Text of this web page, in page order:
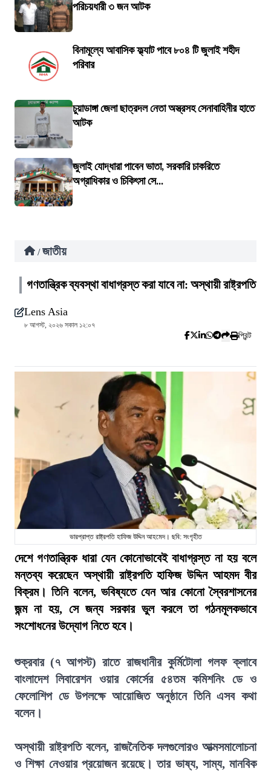
পরিচয়ধারী ৩ জন আটক
বিনামূল্যে আবাসিক ফ্ল্যাট পাবে ৮০৪ টি জুলাই শহীদ
পরিবার
চুয়াডাঙ্গা জেলা ছাত্রদল নেতা অস্ত্রসহ সেনাবাহিনীর হাতে
আটক
জুলাই যোদ্ধারা পাবেন ভাতা, সরকারি চাকরিতে
অগ্রাধিকার ও চিকিৎসা সে...
/ জাতীয়
গণতান্ত্রিক ব্যবস্থা বাধাগ্রস্ত করা যাবে না: অস্থায়ী রাষ্ট্রপতি
Lens Asia
৮ আগস্ট, ২০২৬ সকাল ১২:০৭
প্রিন্ট
ভারপ্রাপ্ত রাষ্ট্রপতি হাফিজ উদ্দিন আহমেদ। ছবি: সংগৃহীত
দেশে গণতান্ত্রিক ধারা যেন কোনোভাবেই বাধাগ্রস্ত না হয় বলে
মন্তব্য করেছেন অস্থায়ী রাষ্ট্রপতি হাফিজ উদ্দিন আহমদ বীর
বিক্রম। তিনি বলেন, ভবিষ্যতে যেন আর কোনো স্বৈরশাসনের
জন্ম না হয়, সে জন্য সরকার ভুল করলে তা গঠনমূলকভাবে
সংশোধনের উদ্যোগ নিতে হবে।
শুক্রবার (৭ আগস্ট) রাতে রাজধানীর কুর্মিটোলা গলফ ক্লাবে
বাংলাদেশ লিবারেশন ওয়ার কোর্সের ৫৪তম কমিশনিং ডে ও
ফেলোশিপ ডে উপলক্ষে আয়োজিত অনুষ্ঠানে তিনি এসব কথা
বলেন।
অস্থায়ী রাষ্ট্রপতি বলেন, রাজনৈতিক দলগুলোরও আত্মসমালোচনা
ও শিক্ষা নেওয়ার প্রয়োজন রয়েছে। তার ভাষ্য, সাম্য, মানবিক